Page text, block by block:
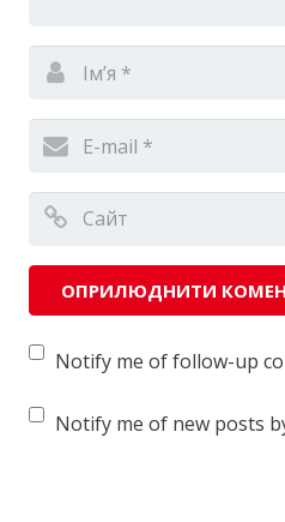
Notify me of follow-up
Notify me of new posts